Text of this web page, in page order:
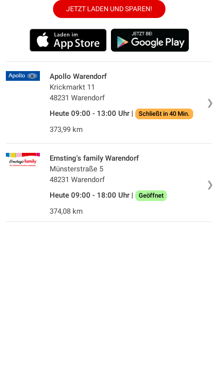
JETZT LADEN UND SPAREN!
❯
Apollo Warendorf
Krickmarkt 11
48231 Warendorf
Heute 09:00 - 13:00 Uhr |
Schließt in 40 Min.
373,99 km
❯
Ernsting's family Warendorf
Münsterstraße 5
48231 Warendorf
Heute 09:00 - 18:00 Uhr |
Geöffnet
374,08 km